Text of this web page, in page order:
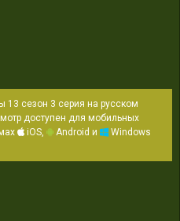
13 сезон 3 серия на русском
доступен для мобильных
iOS, Android и
Windows